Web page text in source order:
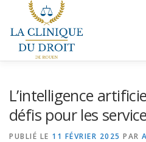
contenu
L’intelligence
défis pour les
PUBLIÉ LE 11 FÉVRIER 2025 PAR